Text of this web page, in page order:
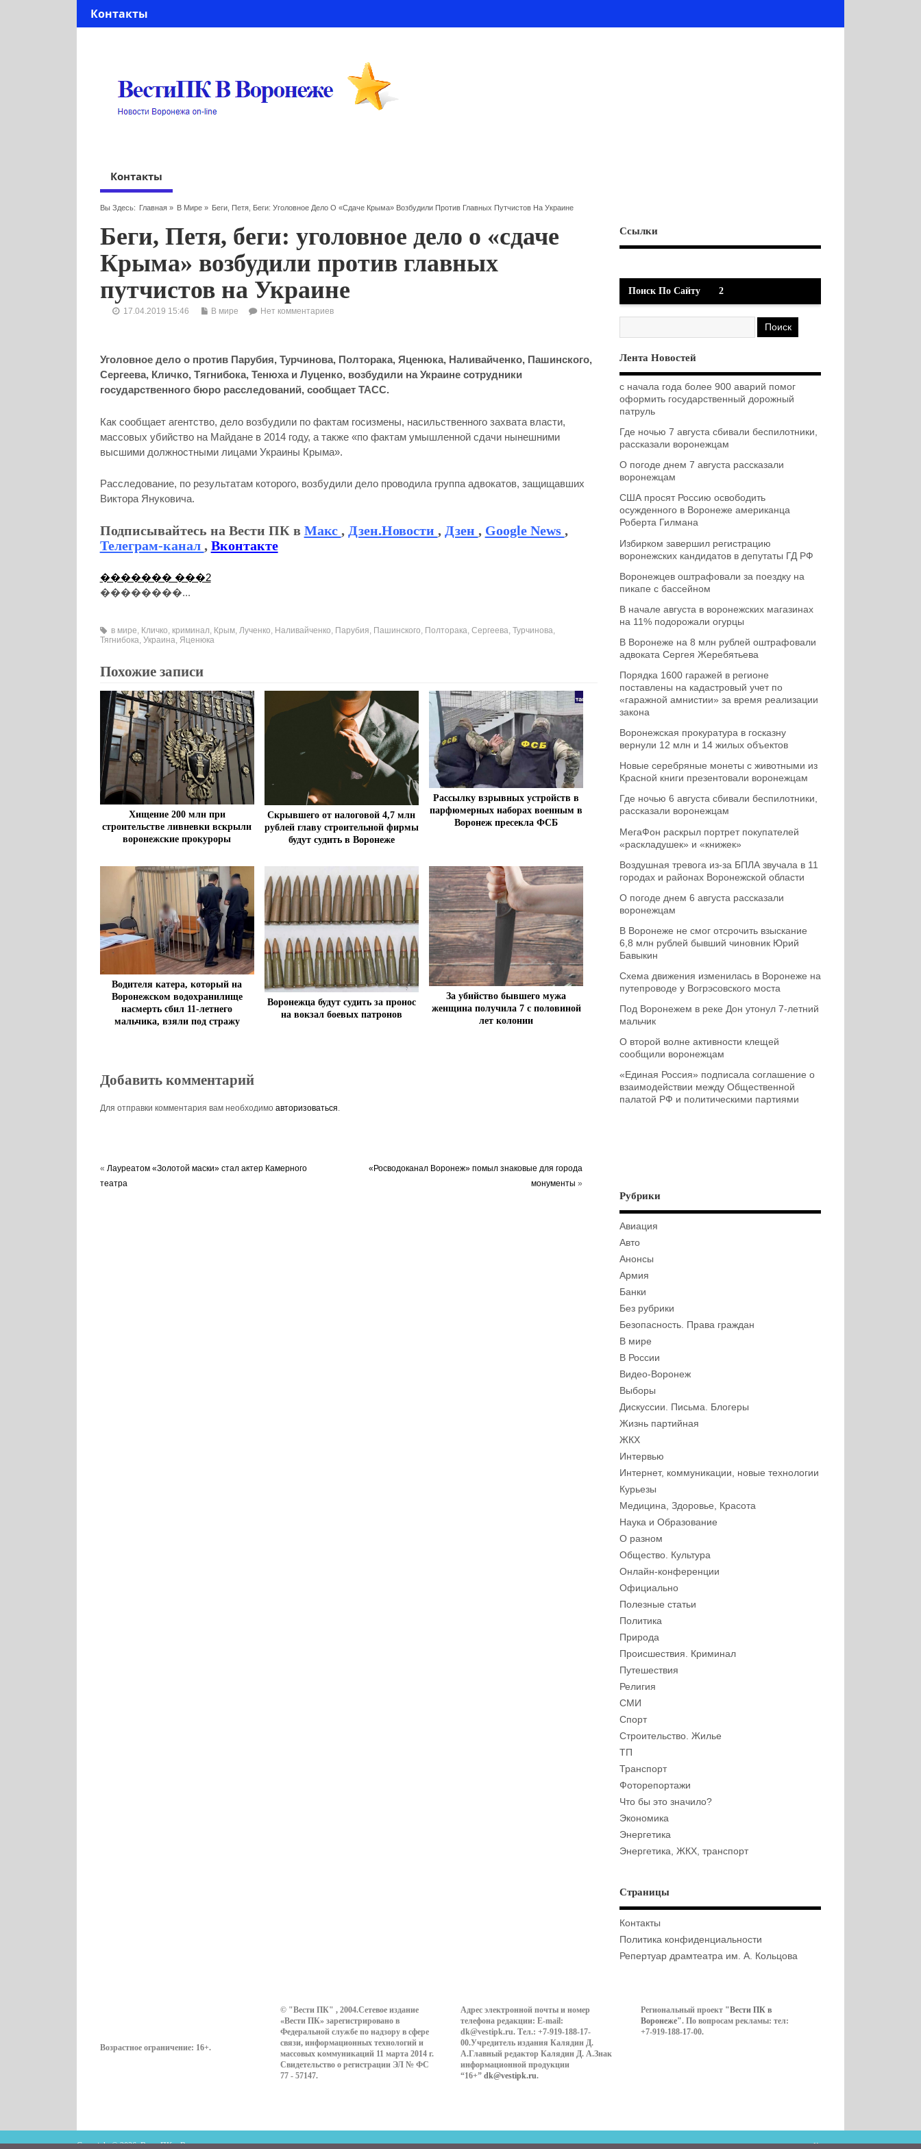
Контакты
Контакты
Вы Здесь: Главная» В Мире » Беги, Петя, Беги: Уголовное Дело О «сдаче Крыма» Возбудили Против Главных Путчистов На Украине
Беги, Петя, беги: уголовное дело о «сдаче
Крыма» возбудили против главных
путчистов на Украине
17.04.2019 15:46 В мире Нет комментариев
Уголовное дело о против Парубия, Турчинова, Полторака, Яценюка, Наливайченко, Пашинского,
Сергеева, Кличко, Тягнибока, Тенюха и Луценко, возбудили на Украине сотрудники
государственного бюро расследований, сообщает ТАСС.
Как сообщает агентство, дело возбудили по фактам госизмены, насильственного захвата власти,
массовых убийство на Майдане в 2014 году, а также «по фактам умышленной сдачи нынешними
высшими должностными лицами Украины Крыма».
Расследование, по результатам которого, возбудили дело проводила группа адвокатов, защищавших
Виктора Януковича.
Подписывайтесь на Вести ПК в Макс , Дзен.Новости , Дзен , Google News ,
Телеграм-канал , Вконтакте
������� ���2
��������...
в мире Кличко криминал Крым, Лученко Наливайченко Парубия Пашинского Полторака Сергеева Турчинова
Тягнибока Украина Яценюка
Похожие записи
Хищение 200 млн при
строительстве ливневки вскрыли
воронежские прокуроры
Скрывшего от налоговой 4,7 млн
рублей главу строительной фирмы
будут судить в Воронеже
Рассылку взрывных устройств в
парфюмерных наборах военным в
Воронеж пресекла ФСБ
Водителя катера, который на
Воронежском водохранилище
насмерть сбил 11-летнего
мальчика, взяли под стражу
Воронежца будут судить за пронос
на вокзал боевых патронов
За убийство бывшего мужа
женщина получила 7 с половиной
лет колонии
Добавить комментарий
Для отправки комментария вам необходимо авторизоваться.
« Лауреатом «Золотой маски» стал актер Камерного
театра
«Росводоканал Воронеж» помыл знаковые для города
монументы »
Ссылки
Поиск По Сайту 2
Лента Новостей
с начала года более 900 аварий помог
оформить государственный дорожный
патруль
Где ночью 7 августа сбивали беспилотники,
рассказали воронежцам
О погоде днем 7 августа рассказали
воронежцам
США просят Россию освободить
осужденного в Воронеже американца
Роберта Гилмана
Избирком завершил регистрацию
воронежских кандидатов в депутаты ГД РФ
Воронежцев оштрафовали за поездку на
пикапе с бассейном
В начале августа в воронежских магазинах
на 11% подорожали огурцы
В Воронеже на 8 млн рублей оштрафовали
адвоката Сергея Жеребятьева
Порядка 1600 гаражей в регионе
поставлены на кадастровый учет по
«гаражной амнистии» за время реализации
закона
Воронежская прокуратура в госказну
вернули 12 млн и 14 жилых объектов
Новые серебряные монеты с животными из
Красной книги презентовали воронежцам
Где ночью 6 августа сбивали беспилотники,
рассказали воронежцам
МегаФон раскрыл портрет покупателей
«раскладушек» и «книжек»
Воздушная тревога из-за БПЛА звучала в 11
городах и районах Воронежской области
О погоде днем 6 августа рассказали
воронежцам
В Воронеже не смог отсрочить взыскание
6,8 млн рублей бывший чиновник Юрий
Бавыкин
Схема движения изменилась в Воронеже на
путепроводе у Вогрэсовского моста
Под Воронежем в реке Дон утонул 7-летний
мальчик
О второй волне активности клещей
сообщили воронежцам
«Единая Россия» подписала соглашение о
взаимодействии между Общественной
палатой РФ и политическими партиями
Рубрики
Авиация
Авто
Анонсы
Армия
Банки
Без рубрики
Безопасность. Права граждан
В мире
В России
Видео-Воронеж
Выборы
Дискуссии. Письма. Блогеры
Жизнь партийная
ЖКХ
Интервью
Интернет, коммуникации, новые технологии
Курьезы
Медицина, Здоровье, Красота
Наука и Образование
О разном
Общество. Культура
Онлайн-конференции
Официально
Полезные статьи
Политика
Природа
Происшествия. Криминал
Путешествия
Религия
СМИ
Спорт
Строительство. Жилье
ТП
Транспорт
Фоторепортажи
Что бы это значило?
Экономика
Энергетика
Энергетика, ЖКХ, транспорт
Страницы
Контакты
Политика конфиденциальности
Репертуар драмтеатра им. А. Кольцова
Возрастное ограничение: 16+.
© "Вести ПК" , 2004.Сетевое издание
«Вести ПК» зарегистрировано в
Федеральной службе по надзору в сфере
связи, информационных технологий и
массовых коммуникаций 11 марта 2014 г.
Свидетельство о регистрации ЭЛ № ФС
77 - 57147.
Адрес электронной почты и номер
телефона редакции: E-mail:
dk@vestipk.ru. Тел.: +7-919-188-17-
00.Учредитель издания Калядин Д.
А.Главный редактор Калядин Д. А.Знак
информационной продукции
“16+” dk@vestipk.ru.
Региональный проект "Вести ПК в
Воронеже". По вопросам рекламы: тел:
+7-919-188-17-00.
Copyright © 2026. ВестиПК в Воронеже Контакты